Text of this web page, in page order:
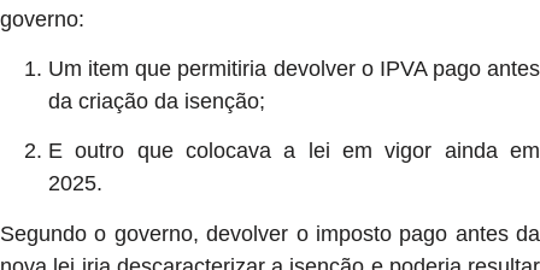
governo:
Um item que permitiria devolver o IPVA pago antes
da criação da isenção;
E outro que colocava a lei em vigor ainda em
2025.
Segundo o governo, devolver o imposto pago antes da